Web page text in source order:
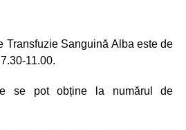
Transfuzie Sanguină Alba este de
11.00.
se pot obține la numărul de